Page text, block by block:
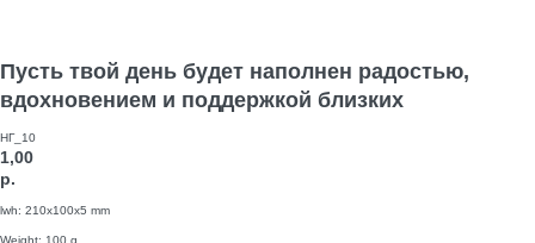
Пусть твой день будет наполнен радостью,
вдохновением и поддержкой близких
НГ_10
1,00
р.
lwh: 210x100x5 mm
Weight: 100 g